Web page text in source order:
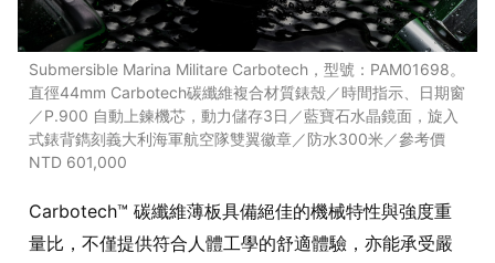
Submersible Marina Militare Carbotech，型號：PAM01698。
直徑44mm Carbotech碳纖維複合材質錶殼／時間指示、日期窗
／P.900 自動上鍊機芯，動力儲存3日／藍寶石水晶鏡面，旋入
式錶背鐫刻義大利海軍航空隊雙翼徽章／防水300米／參考價
NTD 601,000
Carbotech™ 碳纖維薄板具備絕佳的機械特性與強度重
量比，不僅提供符合人體工學的舒適體驗，亦能承受嚴